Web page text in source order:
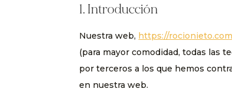
1. Introducción
Nuestra web, https://rocionieto.com
(para mayor comodidad, todas las
por terceros a los que hemos
en nuestra web.